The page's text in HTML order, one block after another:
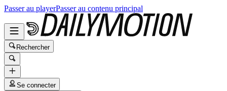
Passer au playerPasser au contenu principal
Rechercher
Se connecter